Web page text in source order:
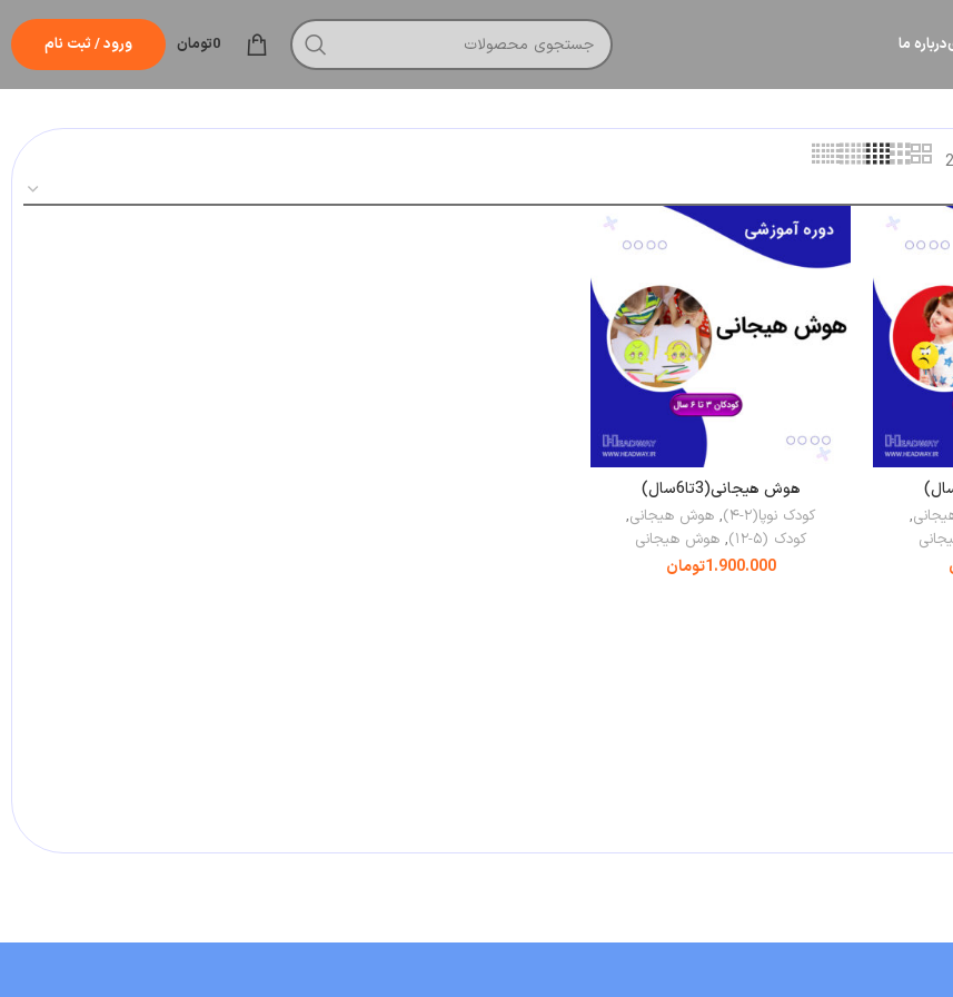
درباره ما 0تومان ورود / ثبت نام
,
هوش هیجانی(3تا6سال)
کودک نوپا(۲-۴) , هوش هیجانی,
کودک (۵-۱۲)
, هوش هیجانی
1.900.000تومان